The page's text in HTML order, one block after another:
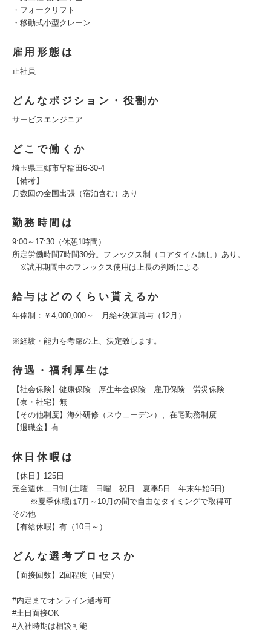
・フォークリフト
・移動式小型クレーン
雇用形態は
正社員
どんなポジション・役割か
サービスエンジニア
どこで働くか
埼玉県三郷市早稲田6-30-4
【備考】
月数回の全国出張（宿泊含む）あり
勤務時間は
9:00～17:30（休憩1時間）
所定労働時間7時間30分。フレックス制（コアタイム無し）あり。
※試用期間中のフレックス使用は上長の判断による
給与はどのくらい貰えるか
年俸制：￥4,000,000～ 月給+決算賞与（12月）
※経験・能力を考慮の上、決定致します。
待遇・福利厚生は
【社会保険】健康保険 厚生年金保険 雇用保険 労災保険
【寮・社宅】無
【その他制度】海外研修（スウェーデン）、在宅勤務制度
【退職金】有
休日休暇は
【休日】125日
完全週休二日制 (土曜 日曜 祝日 夏季5日 年末年始5日)
※夏季休暇は7月～10月の間で自由なタイミングで取得可
その他
【有給休暇】有（10日～）
どんな選考プロセスか
【面接回数】2回程度（目安）
#内定までオンライン選考可
#土日面接OK
#入社時期は相談可能